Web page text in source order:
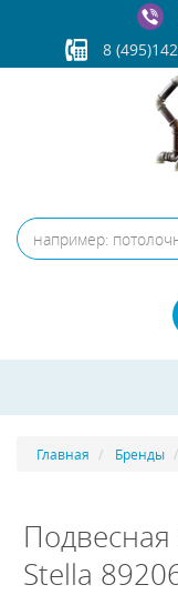
8
Главная Бренды
Stella